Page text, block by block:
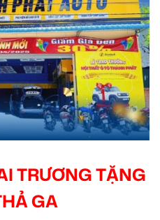
TRƯƠNG TẶNG
GA